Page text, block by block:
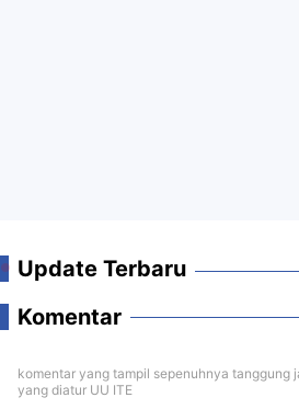
Update Terbaru
Komentar
komentar yang tampil sepenuhnya tanggung
yang diatur UU ITE